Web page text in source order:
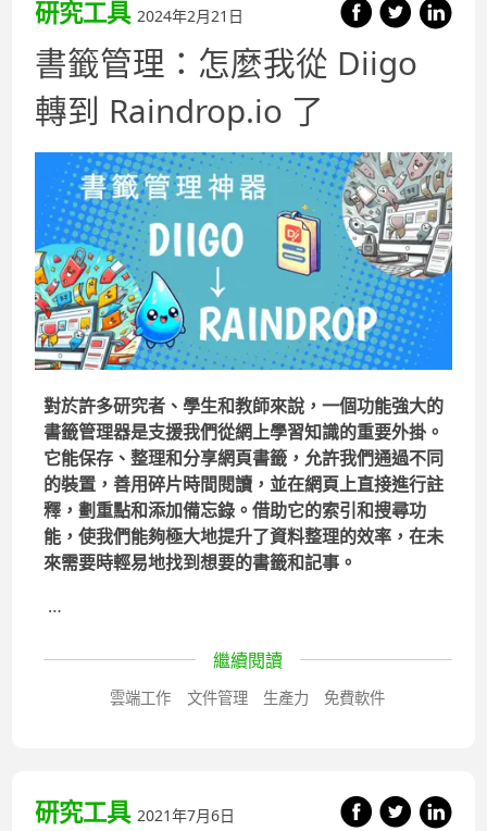
研究工具 2024年2月21日
書籤管理：怎麼我從 Diigo
轉到 Raindrop.io 了
對於許多研究者、學生和教師來說，一個功能強大的
書籤管理器是支援我們從網上學習知識的重要外掛。
它能保存、整理和分享網頁書籤，允許我們通過不同
的裝置，善用碎片時間閱讀，並在網頁上直接進行註
釋，劃重點和添加備忘錄。借助它的索引和搜尋功
能，使我們能夠極大地提升了資料整理的效率，在未
來需要時輕易地找到想要的書籤和記事。
…
繼續閱讀
雲端工作 文件管理 生產力 免費軟件
研究工具 2021年7月6日